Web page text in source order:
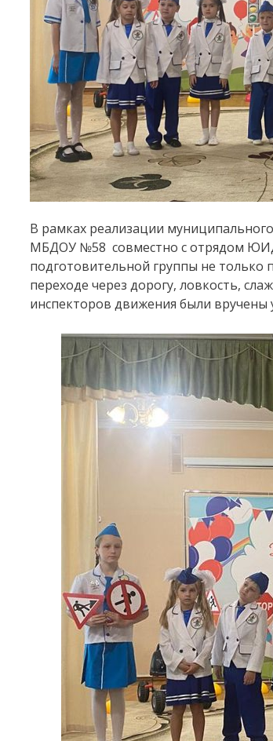
В рамках реализации
МБДОУ №58 совместно с отрядом
подготовительной группы не
переходе через дорогу, ловкость,
инспекторов движения были